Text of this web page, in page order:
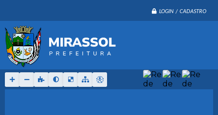
LOGIN / CADASTRO